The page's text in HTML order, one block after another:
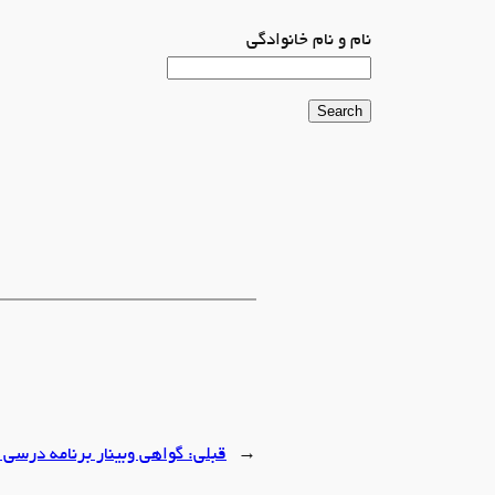
نام و نام خانوادگی
← قبلی:گواهی وبینار برنامه درسی